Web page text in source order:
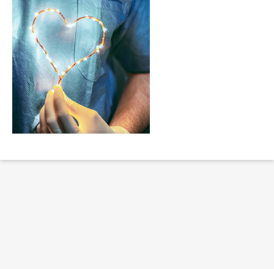
Erklärung Barrierefreiheit